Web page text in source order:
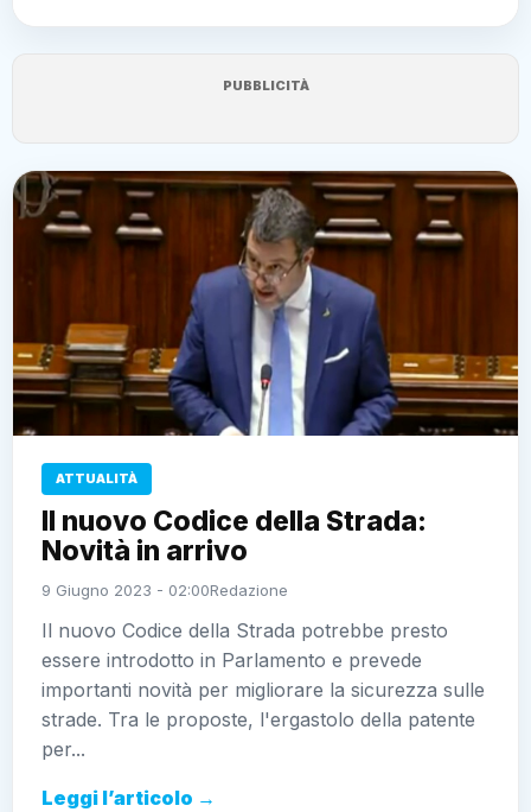
PUBBLICITÀ
ATTUALITÀ
Il nuovo Codice della Strada:
Novità in arrivo
9 Giugno 2023 - 02:00Redazione
Il nuovo Codice della Strada potrebbe presto
essere introdotto in Parlamento e prevede
importanti novità per migliorare la sicurezza sulle
strade. Tra le proposte, l'ergastolo della patente
per...
Leggi l’articolo →